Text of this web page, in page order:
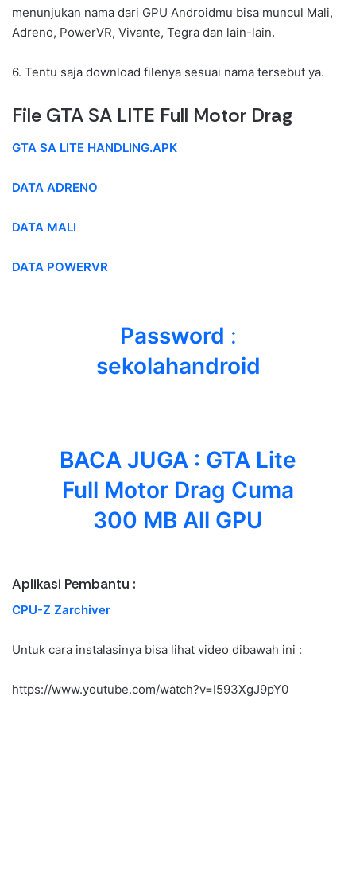
menunjukan nama dari GPU Androidmu bisa muncul Mali,
Adreno, PowerVR, Vivante, Tegra dan lain-lain.
6. Tentu saja download filenya sesuai nama tersebut ya.
File GTA SA LITE Full Motor Drag
GTA SA LITE HANDLING.APK
DATA ADRENO
DATA MALI
DATA POWERVR
Password :
sekolahandroid
BACA JUGA : GTA Lite
Full Motor Drag Cuma
300 MB All GPU
Aplikasi Pembantu :
CPU-Z Zarchiver
Untuk cara instalasinya bisa lihat video dibawah ini :
https://www.youtube.com/watch?v=I593XgJ9pY0